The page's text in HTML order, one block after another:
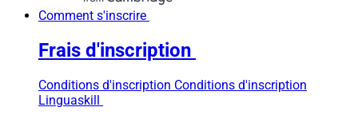
Comment s'inscrire
Frais d'inscription
Conditions d'inscription Conditions d'inscription
Linguaskill